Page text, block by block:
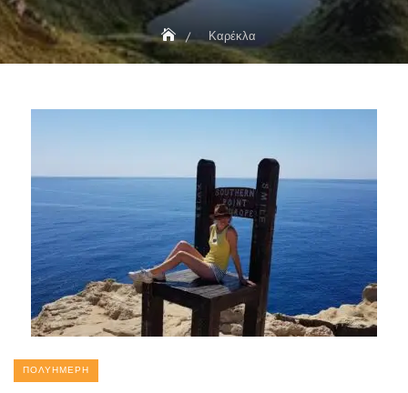
Καρέκλα
ΠΟΛΥΉΜΕΡΗ